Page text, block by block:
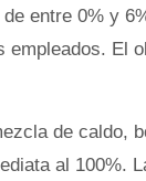
entre 0% y
empleados. El
de caldo,
al 100%.